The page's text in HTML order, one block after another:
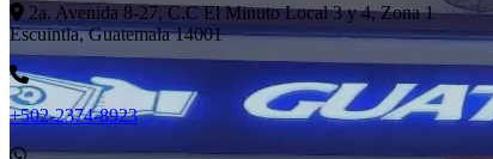
2a. Avenida 8-27, C.C El Minuto Local 3 y 4, Zona 1
Escuintla, Guatemala 14001
+502-2374-8923